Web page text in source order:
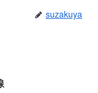
suzakuya